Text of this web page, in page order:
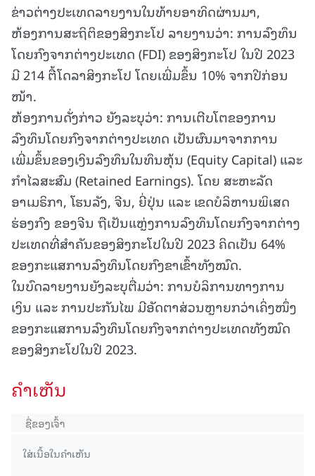
ຂ່າວຕ່າງປະເທດລາຍງານໃນທ້າຍອາທິດຜ່ານມາ,
ຫ້ອງການສະຖິຕິຂອງສິງກະໂປ ລາຍງານວ່າ: ການລົງທຶນ
ໂດຍກົງຈາກຕ່າງປະເທດ (FDI) ຂອງສິງກະໂປ ໃນປີ 2023
ມີ 214 ຕື້ໂດລາສິງກະໂປ ໂດຍເພີ່ມຂຶ້ນ 10% ຈາກປີກ່ອນ
ໜ້າ.
ຫ້ອງການດັ່ງກ່າວ ຍັງລະບຸວ່າ: ການເຕີບໂຕຂອງການ
ລົງທຶນໂດຍກົງຈາກຕ່າງປະເທດ ເປັນຜົນມາຈາກການ
ເພີ່ມຂຶ້ນຂອງເງິນລົງທຶນໃນທຶນຫຸ້ນ (Equity Capital) ແລະ
ກຳໄລສະສົມ (Retained Earnings). ໂດຍ ສະຫະລັດ
ອາເມຣິກາ, ໂຮນລັງ, ຈີນ, ຍີ່ປຸ່ນ ແລະ ເຂດບໍລິຫານພິເສດ
ຮ່ອງກົງ ຂອງຈີນ ຖືເປັນແຫຼ່ງການລົງທຶນໂດຍກົງຈາກຕ່າງ
ປະເທດທີ່ສຳຄັນຂອງສິງກະໂປໃນປີ 2023 ຄິດເປັນ 64%
ຂອງກະແສການລົງທຶນໂດຍກົງຂາເຂົ້າທັງໝົດ.
ໃນບົດລາຍງານຍັງລະບຸຕື່ມວ່າ: ການບໍລິການທາງການ
ເງິນ ແລະ ການປະກັນໄພ ມີອັດຕາສ່ວນຫຼາຍກວ່າເຄິ່ງໜຶ່ງ
ຂອງກະແສການລົງທຶນໂດຍກົງຈາກຕ່າງປະເທດທັງໝົດ
ຂອງສິງກະໂປໃນປີ 2023.
ຄໍາເຫັນ